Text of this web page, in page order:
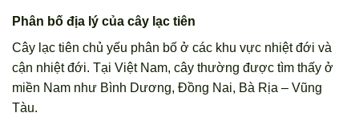
Phân bố địa lý của cây lạc tiên
Cây lạc tiên chủ yếu phân bố ở các khu vực nhiệt đới và
cận nhiệt đới. Tại Việt Nam, cây thường được tìm thấy ở
miền Nam như Bình Dương, Đồng Nai, Bà Rịa – Vũng
Tàu.